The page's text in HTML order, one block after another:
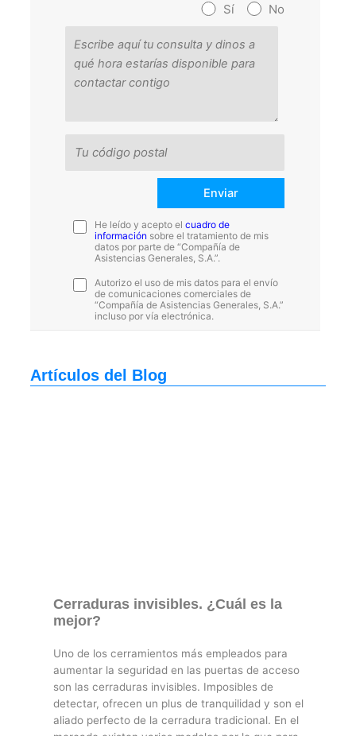
Sí
No
He leído y acepto elcuadro de
información sobre el tratamiento de mis
datos por parte de “Compañía de
Asistencias Generales, S.A.”.
Autorizo el uso de mis datos para el envío
de comunicaciones comerciales de
“Compañía de Asistencias Generales, S.A.”
incluso por vía electrónica.
Artículos del Blog
Cerraduras invisibles. ¿Cuál es la
mejor?
Uno de los cerramientos más empleados para
aumentar la seguridad en las puertas de acceso
son las cerraduras invisibles. Imposibles de
detectar, ofrecen un plus de tranquilidad y son el
aliado perfecto de la cerradura tradicional. En el